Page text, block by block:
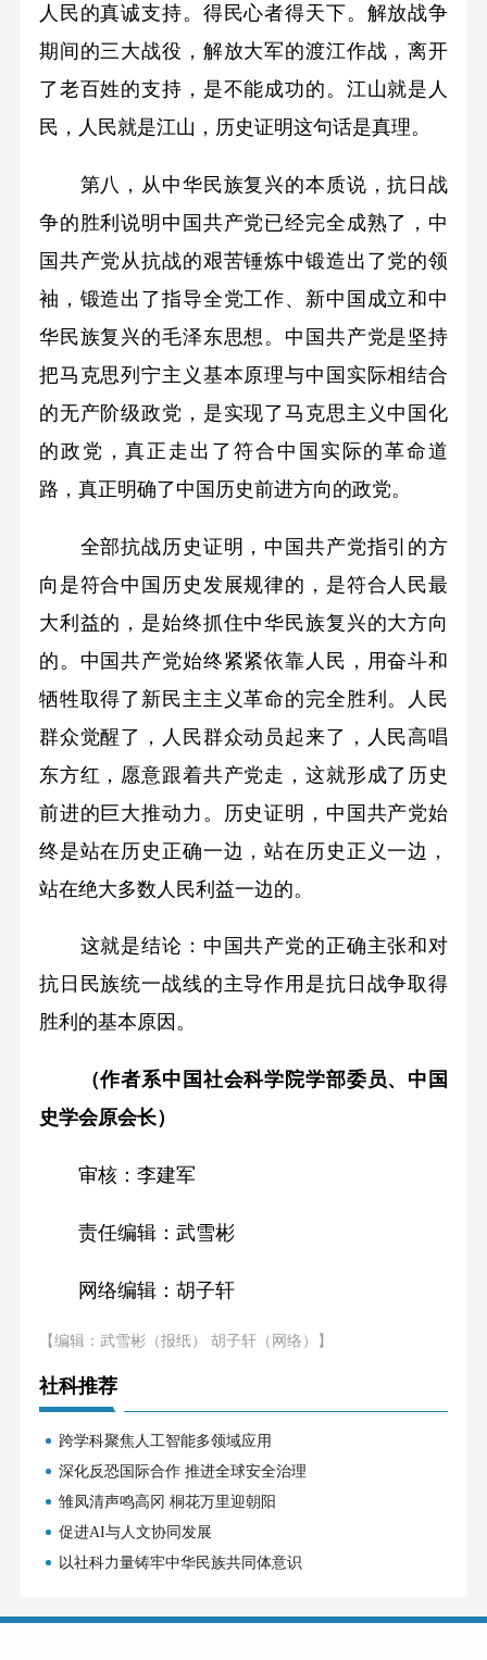
人民的真诚支持。得民心者得天下。解放战争
期间的三大战役，解放大军的渡江作战，离开
了老百姓的支持，是不能成功的。江山就是人
民，人民就是江山，历史证明这句话是真理。
第八，从中华民族复兴的本质说，抗日战
争的胜利说明中国共产党已经完全成熟了，中
国共产党从抗战的艰苦锤炼中锻造出了党的领
袖，锻造出了指导全党工作、新中国成立和中
华民族复兴的毛泽东思想。中国共产党是坚持
把马克思列宁主义基本原理与中国实际相结合
的无产阶级政党，是实现了马克思主义中国化
的政党，真正走出了符合中国实际的革命道
路，真正明确了中国历史前进方向的政党。
全部抗战历史证明，中国共产党指引的方
向是符合中国历史发展规律的，是符合人民最
大利益的，是始终抓住中华民族复兴的大方向
的。中国共产党始终紧紧依靠人民，用奋斗和
牺牲取得了新民主主义革命的完全胜利。人民
群众觉醒了，人民群众动员起来了，人民高唱
东方红，愿意跟着共产党走，这就形成了历史
前进的巨大推动力。历史证明，中国共产党始
终是站在历史正确一边，站在历史正义一边，
站在绝大多数人民利益一边的。
这就是结论：中国共产党的正确主张和对
抗日民族统一战线的主导作用是抗日战争取得
胜利的基本原因。
（作者系中国社会科学院学部委员、中国
史学会原会长）
审核：李建军
责任编辑：武雪彬
网络编辑：胡子轩
【编辑：武雪彬（报纸） 胡子轩（网络）】
社科推荐
跨学科聚焦人工智能多领域应用
深化反恐国际合作 推进全球安全治理
雏凤清声鸣高冈 桐花万里迎朝阳
促进AI与人文协同发展
以社科力量铸牢中华民族共同体意识